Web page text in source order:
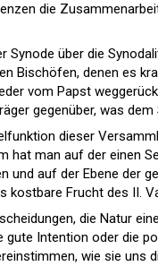
die
Synode über die
Bischöfen, denen es
vom Papst
gegenüber, was
dieser
hat man auf der einen
und auf der Ebene der
kostbare Frucht des II.
die Natur
gute Intention oder die
wie sie uns